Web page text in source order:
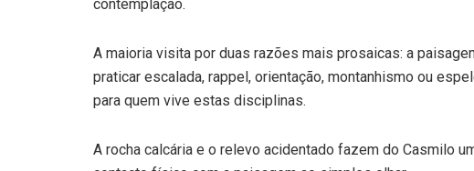
praticar escalada, rappel, orientação, montanhismo ou
A rocha calcária e o relevo acidentado fazem do Casmilo
contacto físico com a paisagem ao simples olhar.
Chegar é simples: a partir de Condeixa-a-Nova, segue-se a